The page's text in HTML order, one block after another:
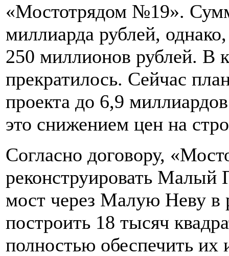
«Мостотрядом №19».
миллиарда рублей,
250 миллионов рублей. В
прекратилось. Сейчас
проекта до 6,9
это снижением цен на
Согласно договору,
реконструировать Малый
мост через Малую Неву в
построить 18 тысяч
полностью обеспечить их